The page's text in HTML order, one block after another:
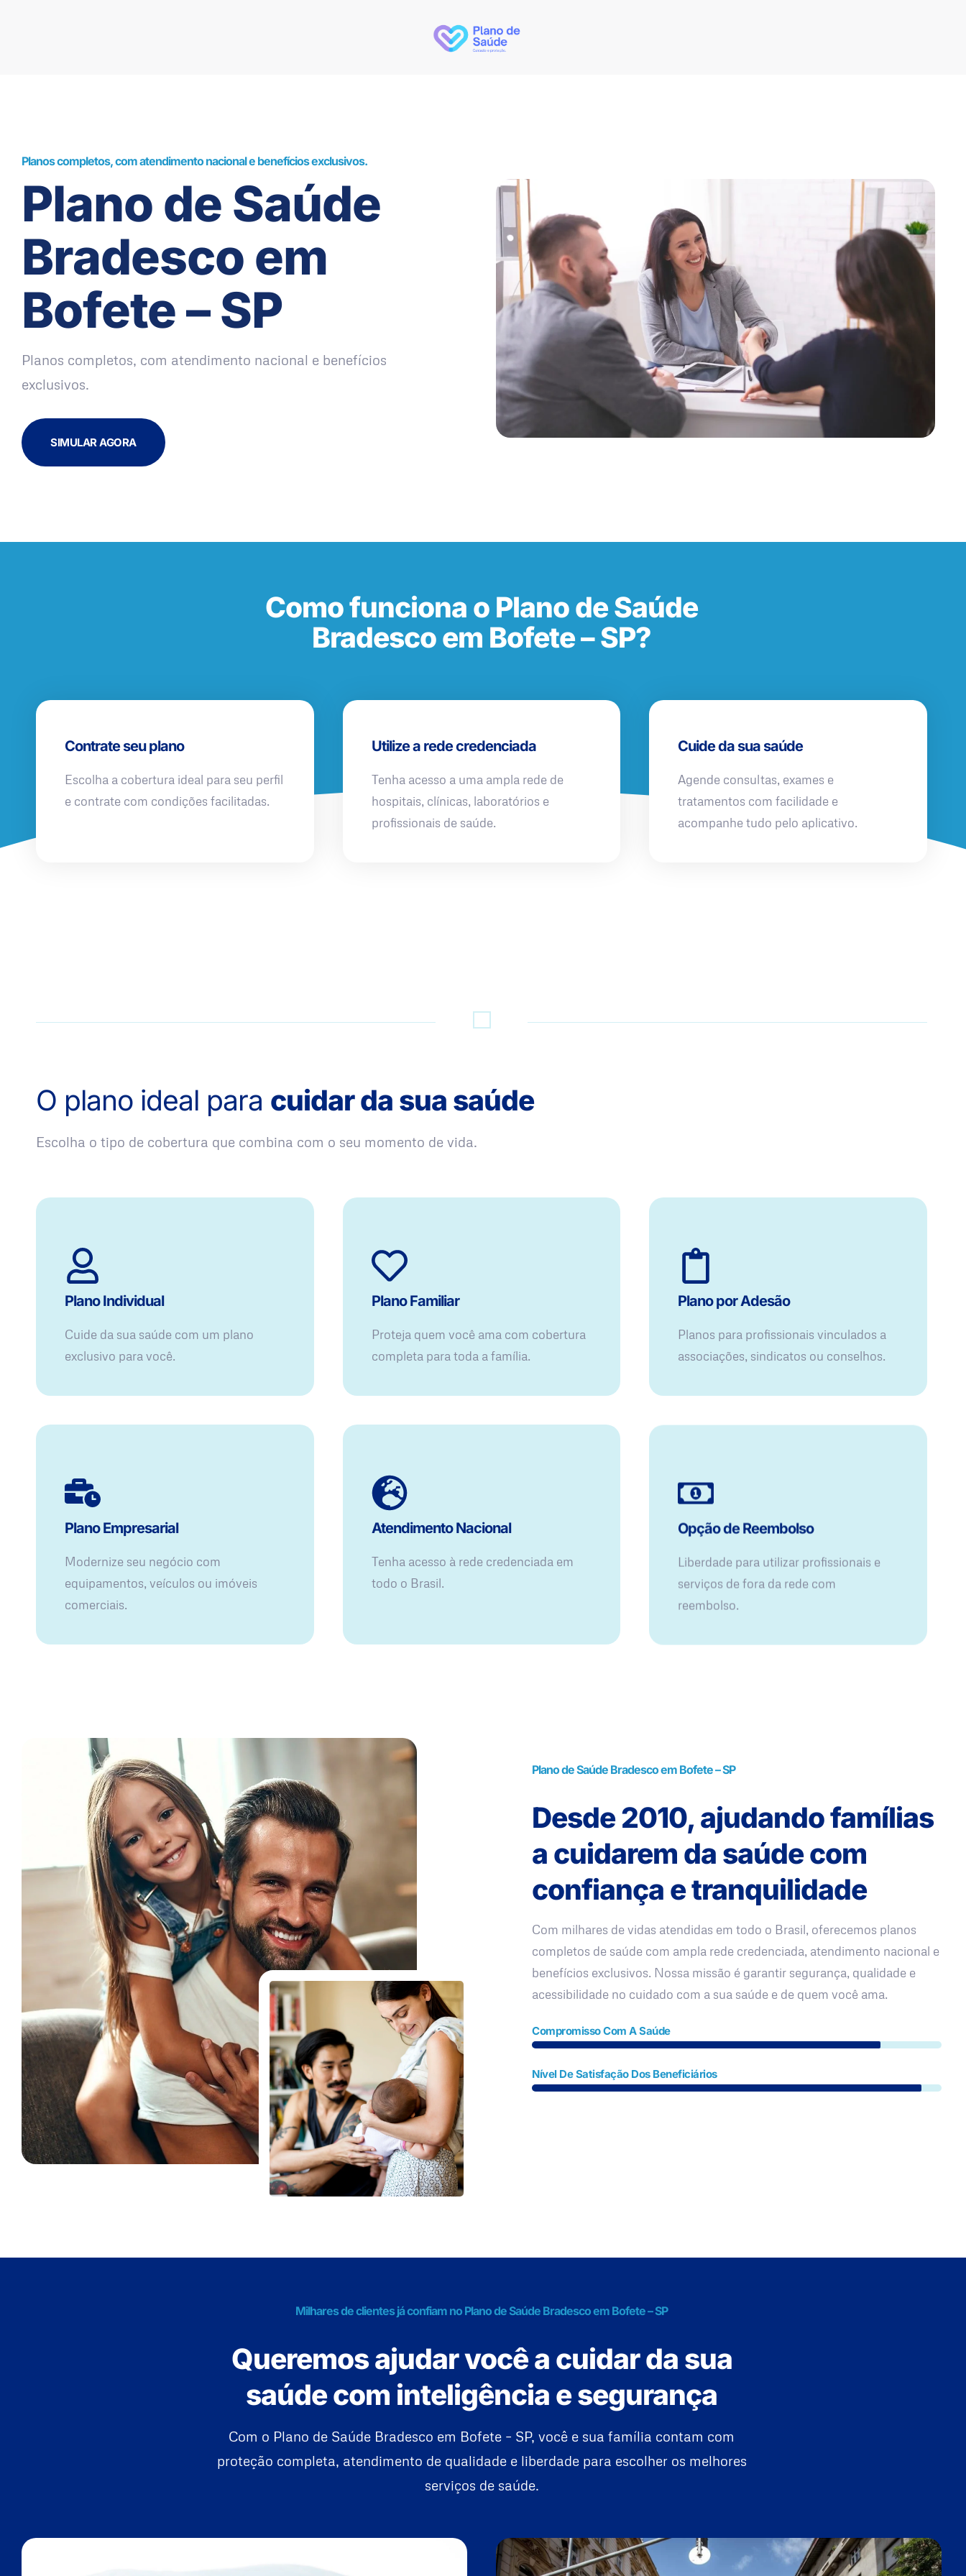
Planos completos, com atendimento nacional e benefícios exclusivos.
Plano de Saúde
Bradesco em
Bofete – SP
Planos completos, com atendimento nacional e benefícios
exclusivos.
SIMULAR AGORA
Como funciona o Plano de Saúde
Bradesco em Bofete – SP?
Contrate seu plano
Escolha a cobertura ideal para seu perfil
e contrate com condições facilitadas.
Utilize a rede credenciada
Tenha acesso a uma ampla rede de
hospitais, clínicas, laboratórios e
profissionais de saúde.
Cuide da sua saúde
Agende consultas, exames e
tratamentos com facilidade e
acompanhe tudo pelo aplicativo.
O plano ideal para cuidar da sua saúde
Escolha o tipo de cobertura que combina com o seu momento de vida.
Plano Individual
Cuide da sua saúde com um plano
exclusivo para você.
Plano Familiar
Proteja quem você ama com cobertura
completa para toda a família.
Plano por Adesão
Planos para profissionais vinculados a
associações, sindicatos ou conselhos.
Plano Empresarial
Modernize seu negócio com
equipamentos, veículos ou imóveis
comerciais.
Atendimento Nacional
Tenha acesso à rede credenciada em
todo o Brasil.
Opção de Reembolso
Liberdade para utilizar profissionais e
serviços de fora da rede com
reembolso.
Plano de Saúde Bradesco em Bofete – SP
Desde 2010, ajudando famílias
a cuidarem da saúde com
confiança e tranquilidade
Com milhares de vidas atendidas em todo o Brasil, oferecemos planos
completos de saúde com ampla rede credenciada, atendimento nacional e
benefícios exclusivos. Nossa missão é garantir segurança, qualidade e
acessibilidade no cuidado com a sua saúde e de quem você ama.
Compromisso Com A Saúde
Nível De Satisfação Dos Beneficiários
Milhares de clientes já confiam no Plano de Saúde Bradesco em Bofete – SP
Queremos ajudar você a cuidar da sua
saúde com inteligência e segurança
Com o Plano de Saúde Bradesco em Bofete – SP, você e sua família contam com
proteção completa, atendimento de qualidade e liberdade para escolher os melhores
serviços de saúde.